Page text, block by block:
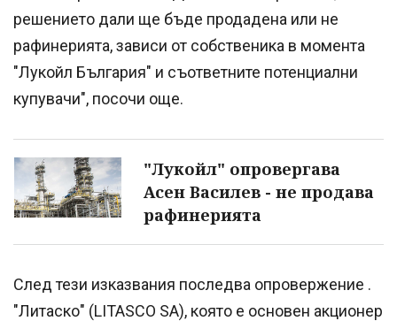
решението дали ще бъде продадена или не
рафинерията, зависи от собственика в момента
"Лукойл България" и съответните потенциални
купувачи", посочи още.
"Лукойл" опровергава
Асен Василев - не продава
рафинерията
След тези изказвания последва опровержение .
"Литаско" (LITASCO SA), която е основен акционер